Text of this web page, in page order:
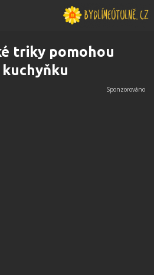
triky pomohou